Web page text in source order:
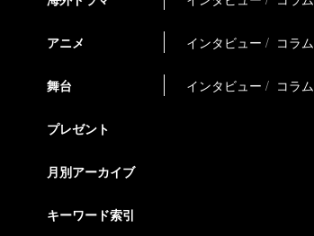
アニメ インタビュー コラム
舞台 インタビュー コラム
プレゼント
月別アーカイブ
キーワード索引